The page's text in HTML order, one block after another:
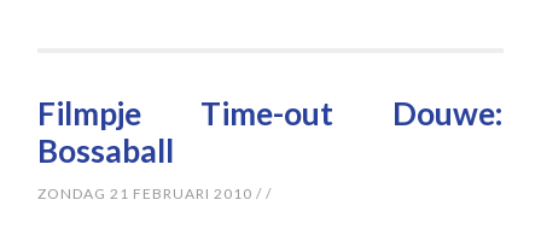
Filmpje Time-out Douwe:
Bossaball
ZONDAG 21 FEBRUARI 2010 //